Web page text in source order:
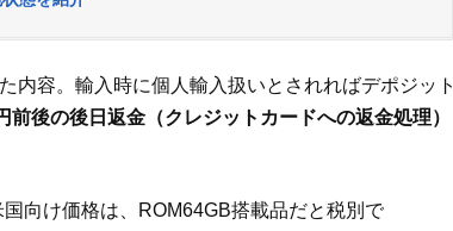
内容。輸入時に個人輸入扱いとされればデポジット
前後の後日返金（クレジットカードへの返金処理）
向け価格は、ROM64GB搭載品だと税別で